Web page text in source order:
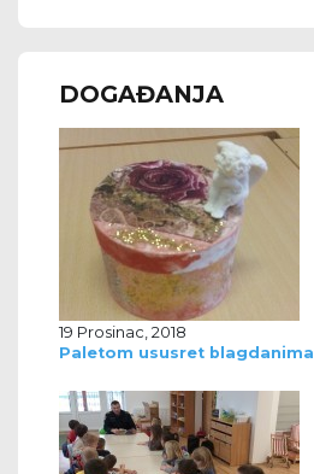
DOGAĐANJA
19 Prosinac, 2018
Paletom ususret blagdanima